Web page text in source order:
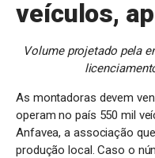
veículos,
Volume projetado pela
As montadoras devem
operam no país 550 mil
Anfavea, a associação
produção local. Caso o